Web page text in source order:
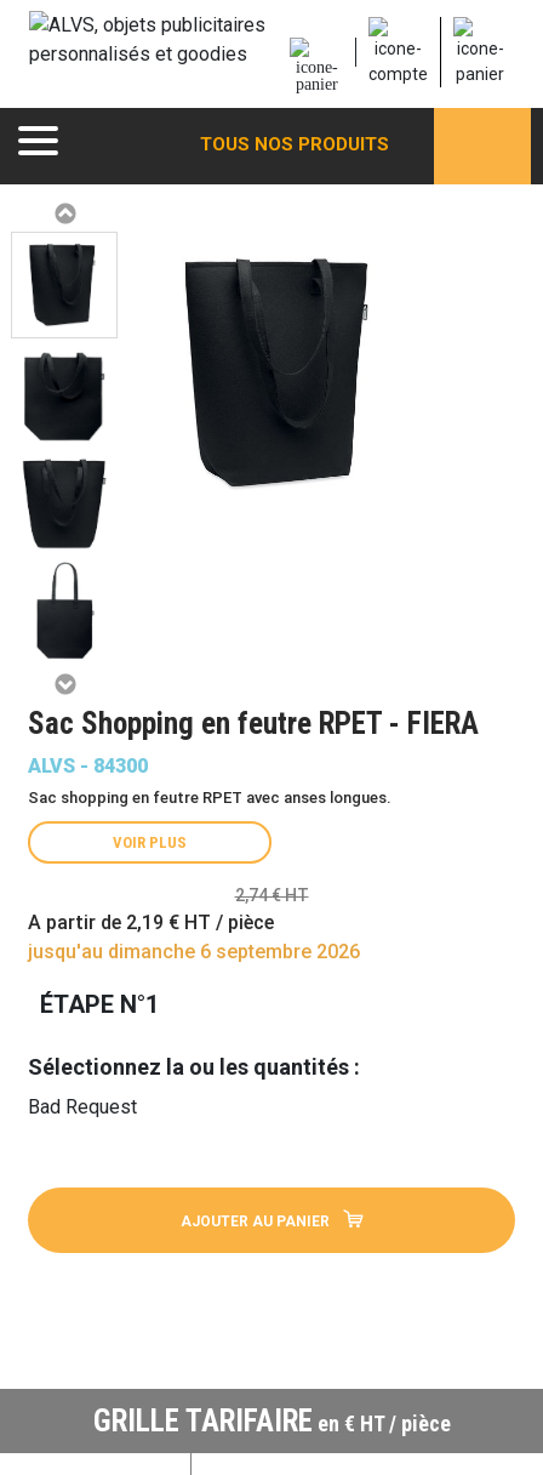
TOUS NOS PRODUITS
Sac Shopping en feutre RPET - FIERA
ALVS - 84300
Sac shopping en feutre RPET avec anses longues.
VOIR PLUS
2,74 € HT
A partir de 2,19 € HT / pièce
jusqu'au dimanche 6 septembre 2026
ÉTAPE N°1
Sélectionnez la ou les quantités :
Bad Request
AJOUTER AU PANIER
GRILLE TARIFAIRE en € HT / pièce